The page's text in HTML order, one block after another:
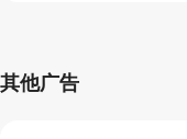
其他广告